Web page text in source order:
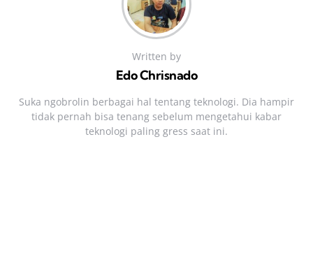
Written by
Edo Chrisnado
Suka ngobrolin berbagai hal tentang teknologi. Dia hampir
tidak pernah bisa tenang sebelum mengetahui kabar
teknologi paling gress saat ini.